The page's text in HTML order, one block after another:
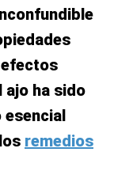
ajo ha sido
esencial
remedios